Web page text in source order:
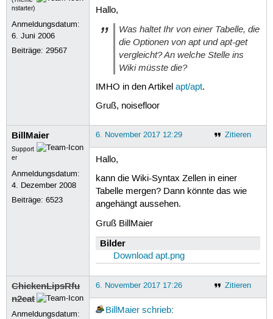
nstarter)
Anmeldungsdatum:
6. Juni 2006
Beiträge:29567
Hallo,
Was haltet Ihr von einer Tabelle, die
die Optionen von apt und apt-get
vergleicht? An welche Stelle ins
Wiki müsste die?
IMHO in den Artikel apt/apt.
Gruß, noisefloor
BillMaier
Support
er
Anmeldungsdatum:
4. Dezember 2008
Beiträge:6523
Zitieren
6. November 2017 12:29
Hallo,
kann die Wiki-Syntax Zellen in einer
Tabelle mergen? Dann könnte das wie
angehängt aussehen.
Gruß BillMaier
Bilder
Download apt.png
ChickenLipsRfu
n2eat
Anmeldungsdatum:
Zitieren
6. November 2017 17:26
BillMaier schrieb: